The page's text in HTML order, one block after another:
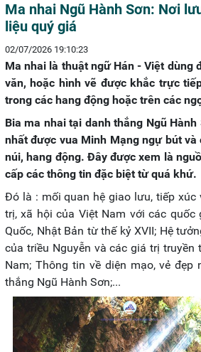
Ma nhai Ngũ Hành Sơn: Nơi
liệu quý giá
02/07/2026 19:10:23
Ma nhai là thuật ngữ Hán - Việt dùng
văn, hoặc hình vẽ được khắc trực
trong các hang động hoặc trên các
Bia ma nhai tại danh thắng Ngũ
nhất được vua Minh Mạng ngự bút và
núi, hang động. Đây được xem là
cấp các thông tin đặc biệt từ quá khứ.
Đó là : mối quan hệ giao lưu, tiếp xúc
trị, xã hội của Việt Nam với các quốc
Quốc, Nhật Bản từ thế kỷ XVII; Hệ
của triều Nguyễn và các giá trị truyền
Nam; Thông tin về diện mạo, vẻ đẹp
thắng Ngũ Hành Sơn;...